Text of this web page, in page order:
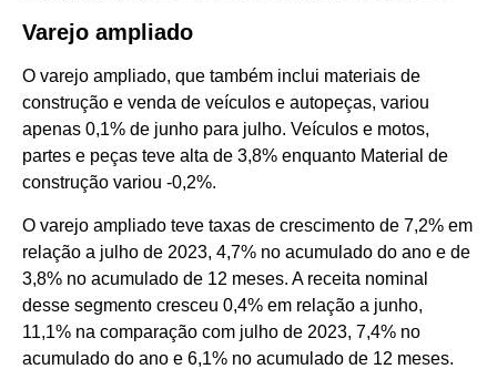
Varejo ampliado
O varejo ampliado, que também inclui materiais de
construção e venda de veículos e autopeças, variou
apenas 0,1% de junho para julho. Veículos e motos,
partes e peças teve alta de 3,8% enquanto Material de
construção variou -0,2%.
O varejo ampliado teve taxas de crescimento de 7,2% em
relação a julho de 2023, 4,7% no acumulado do ano e de
3,8% no acumulado de 12 meses. A receita nominal
desse segmento cresceu 0,4% em relação a junho,
11,1% na comparação com julho de 2023, 7,4% no
acumulado do ano e 6,1% no acumulado de 12 meses.